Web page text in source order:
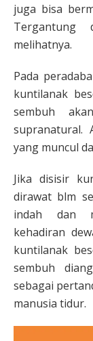
juga bisa
melihatnya.
Pada
kuntilanak
sembuh
supranatural.
yang muncul
Jika disisir
dirawat blm
indah dan
kehadiran
kuntilanak
sembuh
sebagai
manusia tidur.